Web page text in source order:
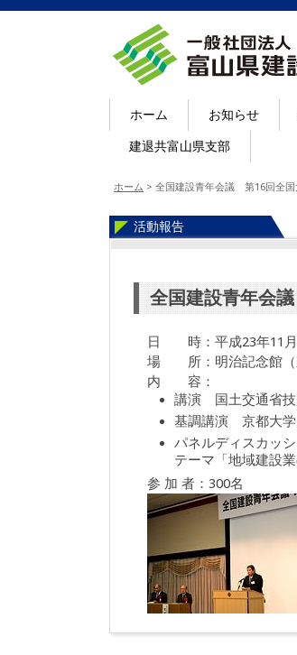
ホーム お知らせ
建退共富山県支部
ホーム > 全国建設青年会議 第16回全国
活動報告
全国建設青年会
日 時：平成23年11月
場 所：明治記念館（
内 容：
講演 国土交通省
基調講演 京都大
パネルディスカッ
テーマ「地域建設業
参 加 者：300名